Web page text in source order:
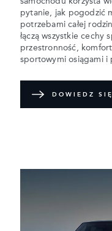
pytanie, jak pogodzić
potrzebami całej
łączą wszystkie
przestronność,
sportowymi osiągami i
DOWIEDZ